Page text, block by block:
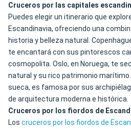
Cruceros por las capitales
Puedes elegir un itinerario que
Escandinavia, ofreciendo una
historia y belleza natural.
te encantará con sus pintorescos
cosmopolita. Oslo, en Noruega, te
natural y su rico patrimonio
sueca, es famosa por sus
de arquitectura moderna e histórica.
Cruceros por los fiordos de
Los cruceros por los fiordos de